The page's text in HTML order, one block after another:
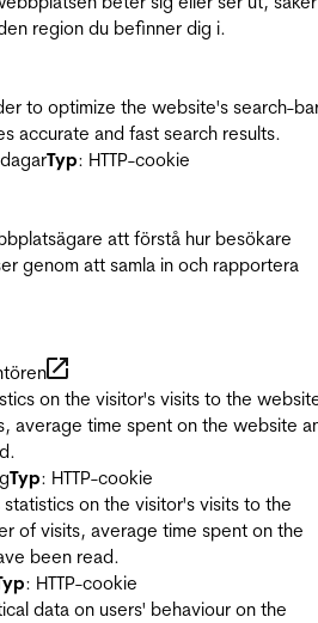
region du befinner dig i.
to optimize the website's search-
accurate and fast search results.
Typ: HTTP-cookie
att förstå hur besökare
genom att samla in och rapportera
on the visitor's visits to the
average time spent on the website
Typ: HTTP-cookie
on the visitor's visits to the
of visits, average time spent on the
been read.
: HTTP-cookie
data on users' behaviour on the